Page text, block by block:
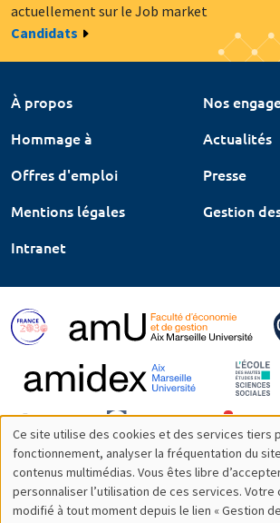
actuellement sur le Job market
Candidats
À propos
Nos
Hommage à
Actualités
Offres d'emploi
Presse
Mentions légales
Gestion
Intranet
Utilisation
des
Ce site utilise des cookies et des services tiers
fonctionnement, analyser la fréquentation du
contenus multimédias. Vous êtes libre
personnaliser l’utilisation de ces services. Votre
modifié à tout moment depuis le lien « Gestion